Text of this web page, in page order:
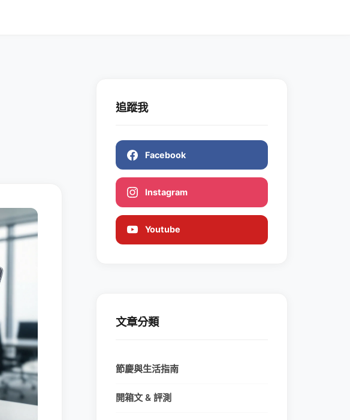
追蹤我
Facebook
Instagram
Youtube
文章分類
節慶與生活指南
開箱文 & 評測